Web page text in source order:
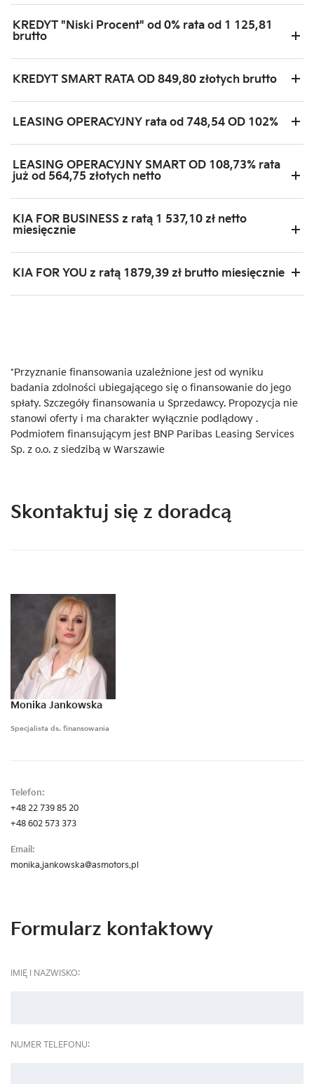
KREDYT "Niski Procent" od 0% rata od 1 125,81
brutto
KREDYT SMART RATA OD 849,80 złotych brutto
LEASING OPERACYJNY rata od 748,54 OD 102%
LEASING OPERACYJNY SMART OD 108,73% rata
już od 564,75 złotych netto
KIA FOR BUSINESS z ratą 1 537,10 zł netto
miesięcznie
KIA FOR YOU z ratą 1879,39 zł brutto miesięcznie
*Przyznanie finansowania uzależnione jest od wyniku
badania zdolności ubiegającego się o finansowanie do jego
spłaty. Szczegóły finansowania u Sprzedawcy. Propozycja nie
stanowi oferty i ma charakter wyłącznie podlądowy .
Podmiotem finansującym jest BNP Paribas Leasing Services
Sp. z o.o. z siedzibą w Warszawie
Skontaktuj się z doradcą
Monika Jankowska
Specjalista ds. finansowania
Telefon:
+48 22 739 85 20
+48 602 573 373
Email:
monika.jankowska@asmotors.pl
Formularz kontaktowy
IMIĘ I NAZWISKO:
NUMER TELEFONU: